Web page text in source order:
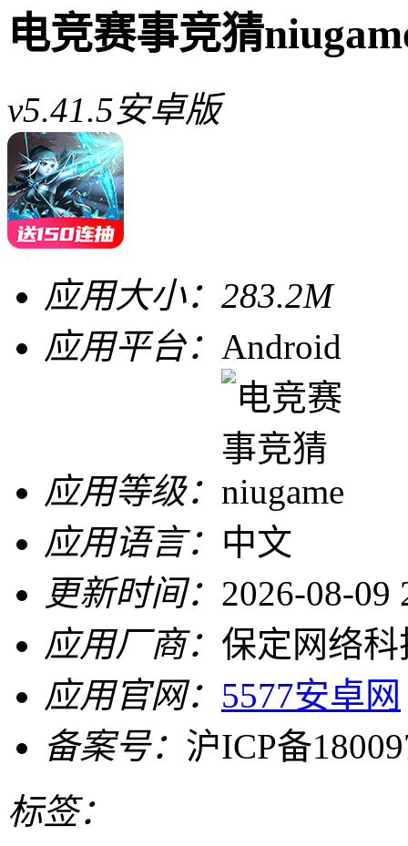
电竞赛事竞猜
v5.41.5安卓版
应用大小： 283.2M
应用平台： Android
应用等级：
应用语言： 中文
更新时间： 2026-08-09
应用厂商： 保定网络
应用官网： 5577安卓网
备案号： 沪ICP备
标签：